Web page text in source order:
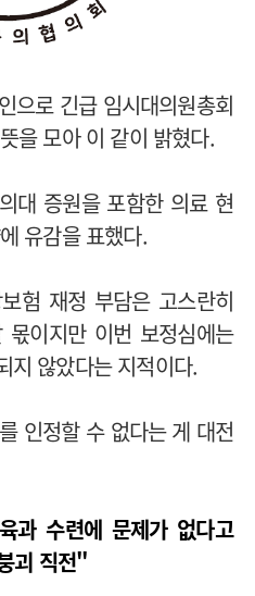
으로 긴급 임시대의원총회
을 모아 이 같이 밝혔다.
대 증원을 포함한 의료 현
유감을 표했다.
험 재정 부담은 고스란히
이지만 이번 보정심에는
지 않았다는 지적이다.
인정할 수 없다는 게 대전
과 수련에 문제가 없다고
괴 직전"